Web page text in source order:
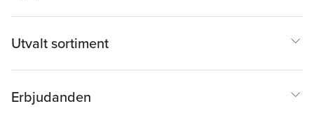
Utvalt sortiment
Erbjudanden